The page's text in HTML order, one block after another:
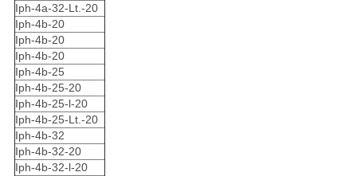
Iph-4a-32-Lt.-20
Iph-4b-20
Iph-4b-20
Iph-4b-20
Iph-4b-25
Iph-4b-25-20
Iph-4b-25-l-20
Iph-4b-25-Lt.-20
Iph-4b-32
Iph-4b-32-20
Iph-4b-32-l-20